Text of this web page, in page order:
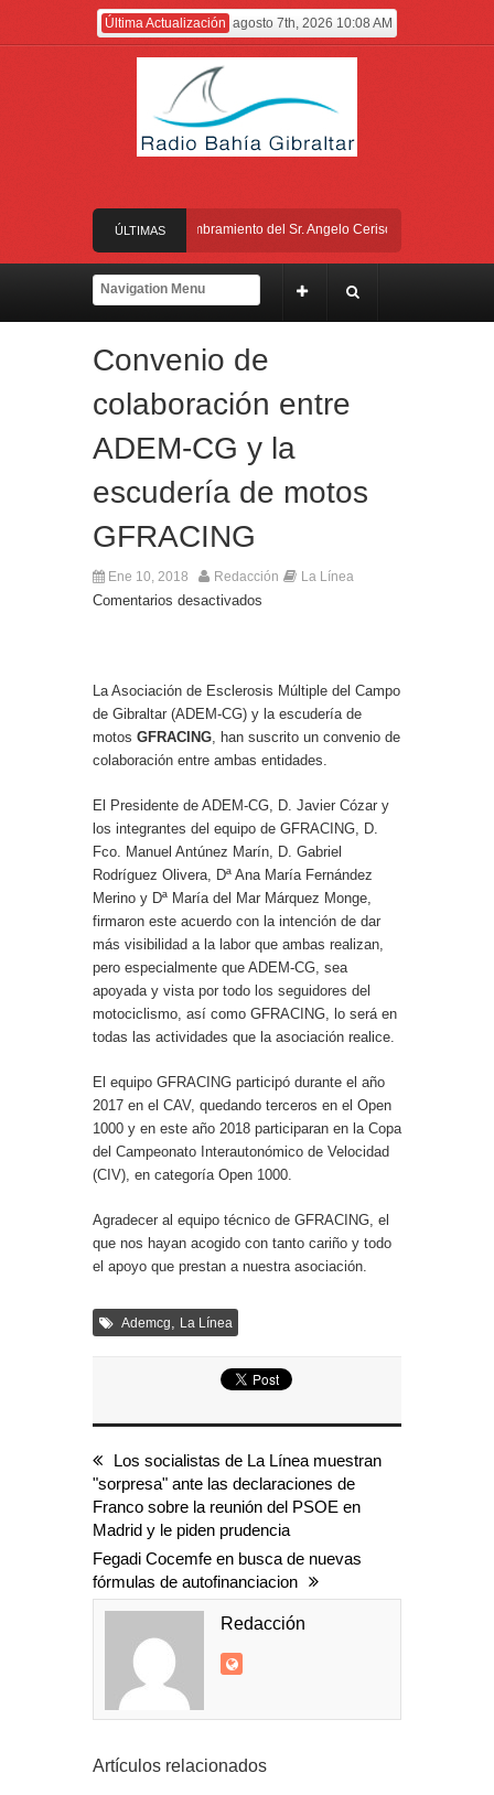
Última Actualización agosto 7th, 2026 10:08 AM
ÚLTIMAS
NOTICIAS
El Gobierno anuncia el nombramiento del Sr. Angelo Cerisola como Director
El alcalde felicita a Sara, que con 14 años ha obtenido el nivel de inglés C2
Presentado el IV Torneo de Fútbol Senior Alcalde de San Roque, que se
El Gobierno anuncia el nombramiento del Sr. Angelo Cerisola como Director
Convenio de
colaboración entre
ADEM-CG y la
escudería de motos
GFRACING
Ene 10, 2018 Redacción La Línea
Comentarios desactivados
La Asociación de Esclerosis Múltiple del Campo
de Gibraltar (ADEM-CG) y la escudería de
motos GFRACING, han suscrito un convenio de
colaboración entre ambas entidades.
El Presidente de ADEM-CG, D. Javier Cózar y
los integrantes del equipo de GFRACING, D.
Fco. Manuel Antúnez Marín, D. Gabriel
Rodríguez Olivera, Dª Ana María Fernández
Merino y Dª María del Mar Márquez Monge,
firmaron este acuerdo con la intención de dar
más visibilidad a la labor que ambas realizan,
pero especialmente que ADEM-CG, sea
apoyada y vista por todo los seguidores del
motociclismo, así como GFRACING, lo será en
todas las actividades que la asociación realice.
El equipo GFRACING participó durante el año
2017 en el CAV, quedando terceros en el Open
1000 y en este año 2018 participaran en la Copa
del Campeonato Interautonómico de Velocidad
(CIV), en categoría Open 1000.
Agradecer al equipo técnico de GFRACING, el
que nos hayan acogido con tanto cariño y todo
el apoyo que prestan a nuestra asociación.
Ademcg, La Línea
Los socialistas de La Línea muestran
"sorpresa" ante las declaraciones de
Franco sobre la reunión del PSOE en
Madrid y le piden prudencia
Fegadi Cocemfe en busca de nuevas
fórmulas de autofinanciacion
Redacción
Artículos relacionados